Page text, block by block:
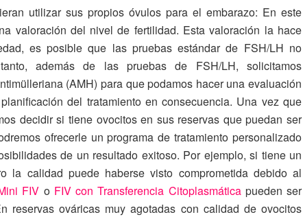
utilizar sus propios óvulos para el embarazo: En este
valoración del nivel de fertilidad. Esta valoración la hace
es posible que las pruebas estándar de FSH/LH no
además de las pruebas de FSH/LH, solicitamos
(AMH) para que podamos hacer una evaluación
del tratamiento en consecuencia. Una vez que
decidir si tiene ovocitos en sus reservas que puedan ser
ofrecerle un programa de tratamiento personalizado
de un resultado exitoso. Por ejemplo, si tiene un
la calidad puede haberse visto comprometida debido al
FIV o FIV con Transferencia Citoplasmáticapueden ser
reservas ováricas muy agotadas con calidad de ovocitos